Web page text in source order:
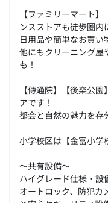
【ファミリーマート
ンスストアも徒歩圏
日用品や簡単なお買い
他にもクリーニング屋
も！
【傳通院】【後楽公
アです！
都会と自然の魅力を
小学校区は【金富小
～共有設備～
ハイグレード仕様・設
オートロック、防犯カ